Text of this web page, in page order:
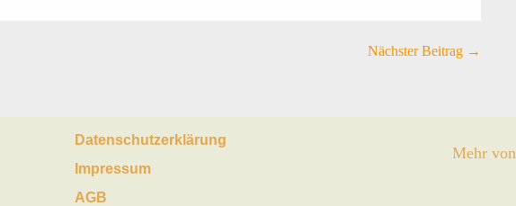
Nächster Beitrag →
Datenschutzerklärung
Impressum
AGB
Mehr